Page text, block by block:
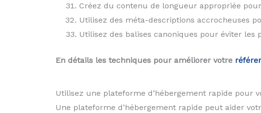
Créez du contenu de longueur appropriée
Utilisez des méta-descriptions accrocheuses
Utilisez des balises canoniques pour éviter
En détails les techniques pour améliorer votre
Utilisez une plateforme d’hébergement rapide pour
Une plateforme d’hébergement rapide peut aider